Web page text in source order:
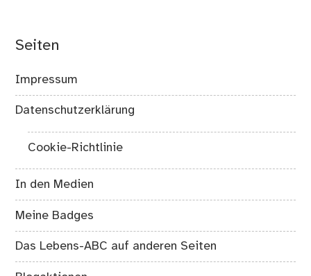
Seiten
Impressum
Datenschutzerklärung
Cookie-Richtlinie
In den Medien
Meine Badges
Das Lebens-ABC auf anderen Seiten